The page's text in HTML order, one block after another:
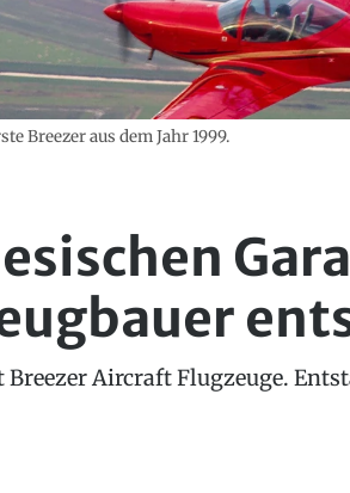
Breezer aus dem Jahr 1999.
Aircraft Flugzeuge.